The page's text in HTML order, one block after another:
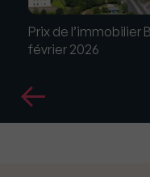
Prix de l’immobilier
février 2026